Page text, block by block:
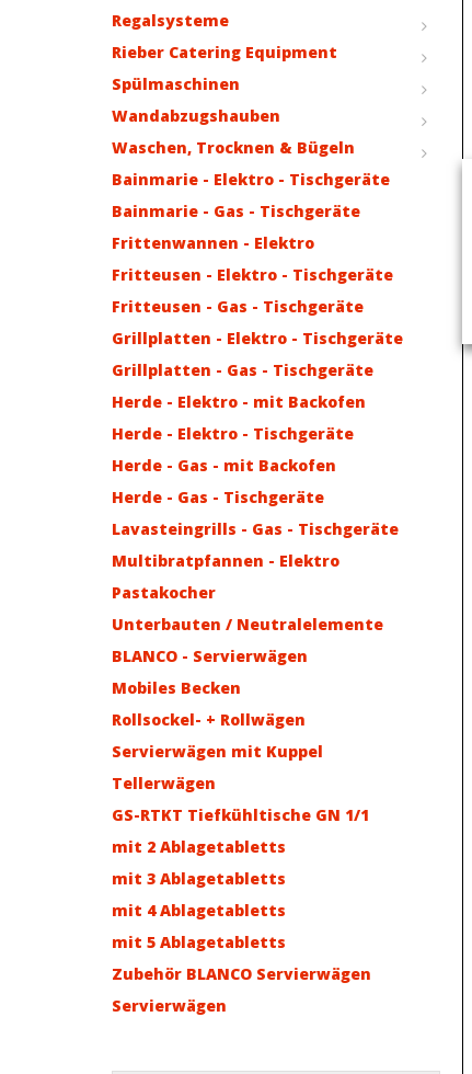
Regalsysteme
Rieber Catering Equipment
Spülmaschinen
Wandabzugshauben
Waschen, Trocknen & Bügeln
Bainmarie - Elektro - Tischgeräte
Bainmarie - Gas - Tischgeräte
Frittenwannen - Elektro
Fritteusen - Elektro - Tischgeräte
Fritteusen - Gas - Tischgeräte
Grillplatten - Elektro - Tischgeräte
Grillplatten - Gas - Tischgeräte
Herde - Elektro - mit Backofen
Herde - Elektro - Tischgeräte
Herde - Gas - mit Backofen
Herde - Gas - Tischgeräte
Lavasteingrills - Gas - Tischgeräte
Multibratpfannen - Elektro
Pastakocher
Unterbauten / Neutralelemente
BLANCO - Servierwägen
Mobiles Becken
Rollsockel- + Rollwägen
Servierwägen mit Kuppel
Tellerwägen
GS-RTKT Tiefkühltische GN 1/1
mit 2 Ablagetabletts
mit 3 Ablagetabletts
mit 4 Ablagetabletts
mit 5 Ablagetabletts
Zubehör BLANCO Servierwägen
Servierwägen